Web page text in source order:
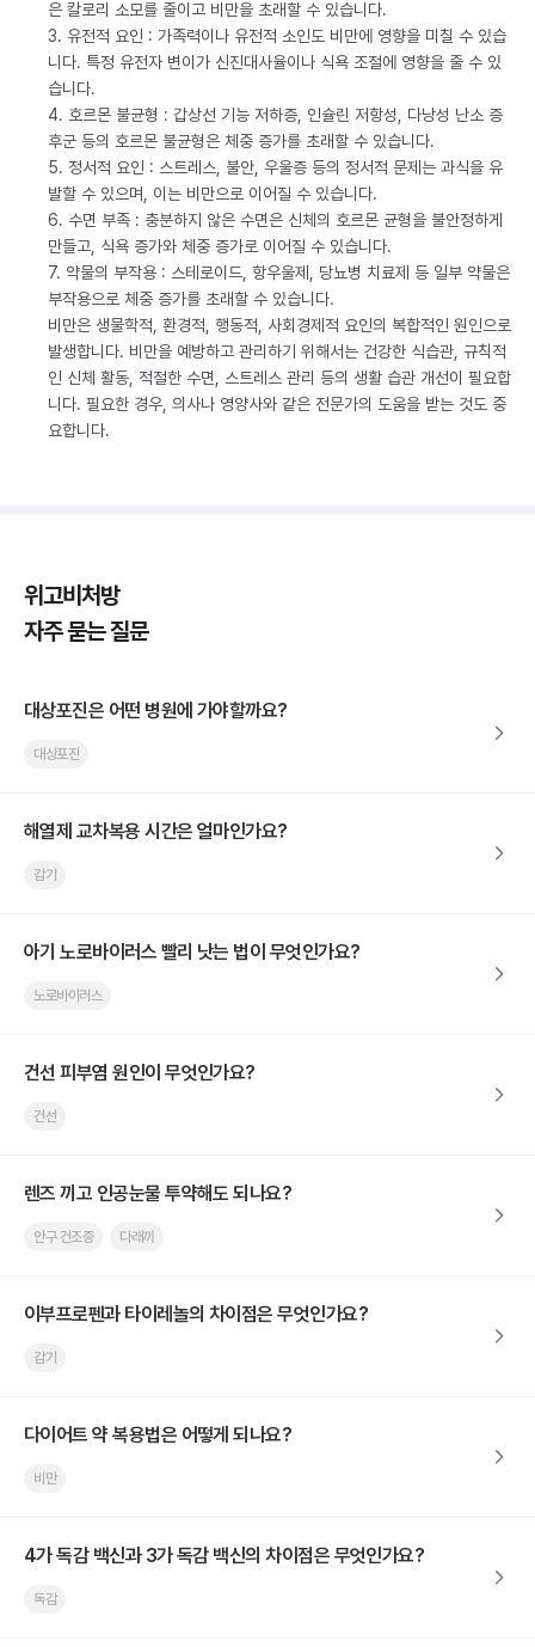
은 칼로리 소모를 줄이고 비만을 초래할 수 있습니다.
3. 유전적 요인 : 가족력이나 유전적 소인도 비만에 영향을 미칠 수 있습
니다. 특정 유전자 변이가 신진대사율이나 식욕 조절에 영향을 줄 수 있
습니다.
4. 호르몬 불균형 : 갑상선 기능 저하증, 인슐린 저항성, 다낭성 난소 증
후군 등의 호르몬 불균형은 체중 증가를 초래할 수 있습니다.
5. 정서적 요인 : 스트레스, 불안, 우울증 등의 정서적 문제는 과식을 유
발할 수 있으며, 이는 비만으로 이어질 수 있습니다.
6. 수면 부족 : 충분하지 않은 수면은 신체의 호르몬 균형을 불안정하게
만들고, 식욕 증가와 체중 증가로 이어질 수 있습니다.
7. 약물의 부작용 : 스테로이드, 항우울제, 당뇨병 치료제 등 일부 약물은
부작용으로 체중 증가를 초래할 수 있습니다.
비만은 생물학적, 환경적, 행동적, 사회경제적 요인의 복합적인 원인으로
발생합니다. 비만을 예방하고 관리하기 위해서는 건강한 식습관, 규칙적
인 신체 활동, 적절한 수면, 스트레스 관리 등의 생활 습관 개선이 필요합
니다. 필요한 경우, 의사나 영양사와 같은 전문가의 도움을 받는 것도 중
요합니다.
위고비처방
자주 묻는 질문
대상포진은 어떤 병원에 가야할까요?
대상포진
해열제 교차복용 시간은 얼마인가요?
감기
아기 노로바이러스 빨리 낫는 법이 무엇인가요?
노로바이러스
건선 피부염 원인이 무엇인가요?
건선
렌즈 끼고 인공눈물 투약해도 되나요?
안구 건조증 다래끼
이부프로펜과 타이레놀의 차이점은 무엇인가요?
감기
다이어트 약 복용법은 어떻게 되나요?
비만
4가 독감 백신과 3가 독감 백신의 차이점은 무엇인가요?
독감